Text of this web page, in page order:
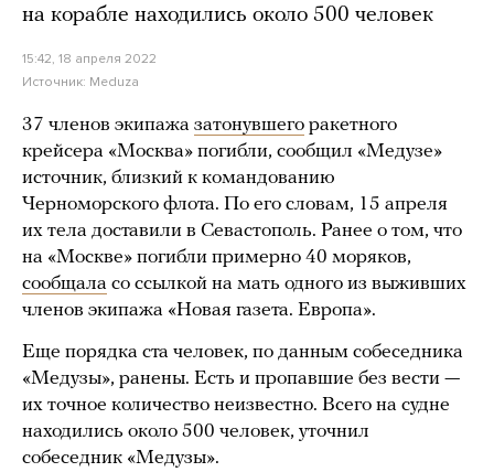
на корабле находились около 500 человек
15:42, 18 апреля 2022
Источник: Meduza
37 членов экипажа затонувшего ракетного
крейсера «Москва» погибли, сообщил «Медузе»
источник, близкий к командованию
Черноморского флота. По его словам, 15 апреля
их тела доставили в Севастополь. Ранее о том, что
на «Москве» погибли примерно 40 моряков,
сообщала со ссылкой на мать одного из выживших
членов экипажа «Новая газета. Европа».
Еще порядка ста человек, по данным собеседника
«Медузы», ранены. Есть и пропавшие без вести —
их точное количество неизвестно. Всего на судне
находились около 500 человек, уточнил
собеседник «Медузы».